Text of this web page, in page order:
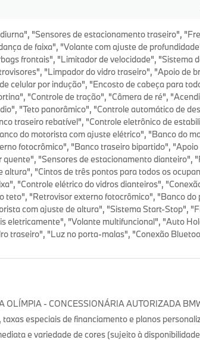
"Sensores de estacionamento traseiro",
de faixa", "Volante com ajuste de
frontais", "Limitador de velocidade", "Sistema
"Limpador do vidro traseiro", "Apoio de
celular por indução", "Encosto de cabeça para
"Controle de tração", "Câmera de ré",
"Teto panorâmico", "Controle automático de
traseiro rebatível", "Controle eletrônico de
do motorista com ajuste elétrico", "Banco do
fotocrômico", "Banco traseiro bipartido",
quente", "Sensores de estacionamento dianteiro",
altura", "Cintos de três pontos para todos os
"Controle elétrico do vidros dianteiros",
teto", "Retrovisor externo fotocrômico", "Banco
com ajuste de altura", "Sistema Start-Stop",
eletricamente", "Volante multifuncional", "Auto
traseiro", "Luz no porta-malas", "Conexão
OLÍMPIA - CONCESSIONÁRIA AUTORIZADA
especiais de financiamento e planos
e variedade de cores (sujeito à